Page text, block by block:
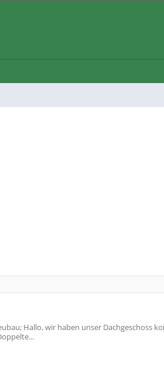
Hallo, wir haben unser Dachgeschoss